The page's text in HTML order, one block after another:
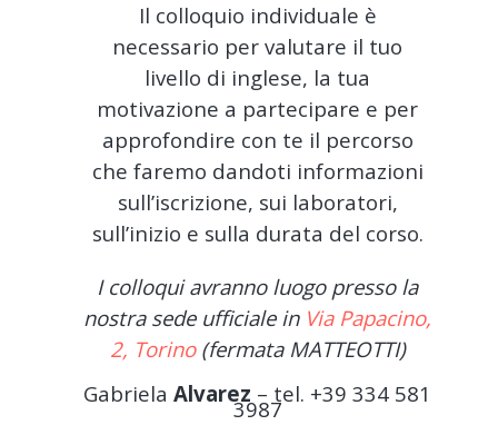
Il colloquio individuale è
necessario per valutare il tuo
livello di inglese, la tua
motivazione a partecipare e per
approfondire con te il percorso
che faremo dandoti informazioni
sull’iscrizione, sui laboratori,
sull’inizio e sulla durata del corso.
I colloqui avranno luogo presso la
nostra sede ufficiale in Via Papacino,
2, Torino (fermata MATTEOTTI)
Gabriela Alvarez – tel. +39 334 581
3987